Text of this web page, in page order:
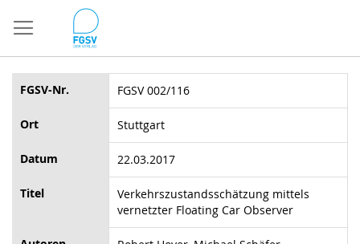
zum
Inhalt
FGSV-Nr. FGSV 002/116
Ort Stuttgart
Datum 22.03.2017
Titel
Verkehrszustandsschätzung mittels
vernetzter Floating Car Observer